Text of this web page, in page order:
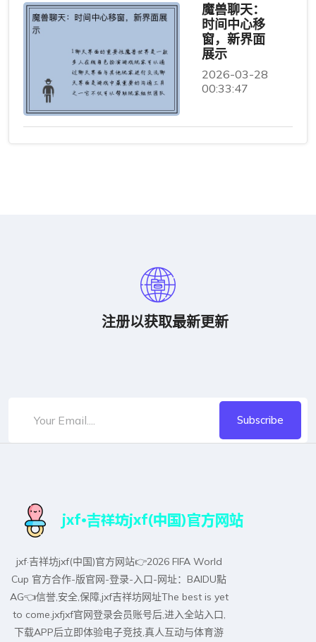
魔兽聊天：
时间中心移
窗，新界面
展示
2026-03-28
00:33:47
注册以获取最新更新
Subscribe
jxf·吉祥坊jxf(中国)官方网站👉2026 FIFA World
Cup 官方合作-版官网-登录-入口-网址：BAIDU點
AG👈信誉,安全,保障,jxf吉祥坊网址The best is yet
to come.jxfjxf官网登录会员账号后,进入全站入口,
下载APP后立即体验电子竞技,真人互动与体育游